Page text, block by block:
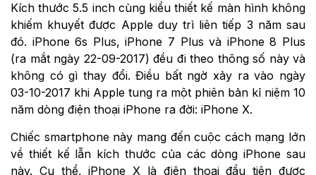
Kích thước 5.5 inch cùng kiểu thiết kế màn hình không
khiếm khuyết được Apple duy trì liên tiếp 3 năm sau
đó. iPhone 6s Plus, iPhone 7 Plus và iPhone 8 Plus
(ra mắt ngày 22-09-2017) đều đi theo thông số này và
không có gì thay đổi. Điều bất ngờ xảy ra vào ngày
03-10-2017 khi Apple tung ra một phiên bản kỉ niệm 10
năm dòng điện thoại iPhone ra đời: iPhone X.
Chiếc smartphone này mang đến cuộc cách mạng lớn
về thiết kế lẫn kích thước của các dòng iPhone sau
này. Cụ thể, iPhone X là điện thoại đầu tiên được